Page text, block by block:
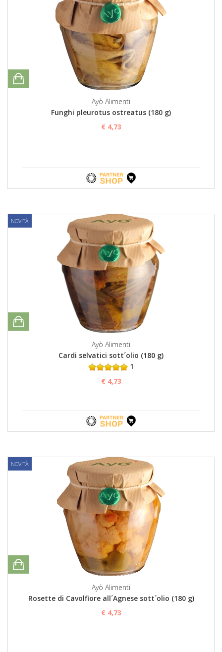
Ayò Alimenti
Funghi pleurotus ostreatus (180 g)
€ 4,73
NOVITÀ
Ayò Alimenti
Cardi selvatici sott´olio (180 g)
1
€ 4,73
NOVITÀ
Ayò Alimenti
Rosette di Cavolfiore all´Agnese sott´olio (180 g)
€ 4,73